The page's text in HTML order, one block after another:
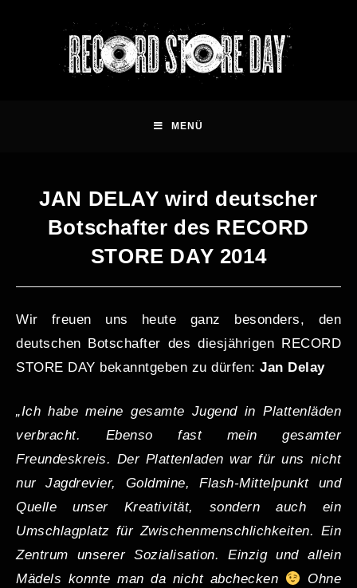
MENÜ
JAN DELAY wird deutscher
Botschafter des RECORD
STORE DAY 2014
Wir freuen uns heute ganz besonders, den
deutschen Botschafter des diesjährigen RECORD
STORE DAY bekanntgeben zu dürfen: Jan Delay
„Ich habe meine gesamte Jugend in Plattenläden
verbracht. Ebenso fast mein gesamter
Freundeskreis. Der Plattenladen war für uns nicht
nur Jagdrevier, Goldmine, Flash-Mittelpunkt und
Quelle unser Kreativität, sondern auch ein
Umschlagplatz für Zwischenmenschlichkeiten. Ein
Zentrum unserer Sozialisation. Einzig und allein
Mädels konnte man da nicht abchecken
Ohne